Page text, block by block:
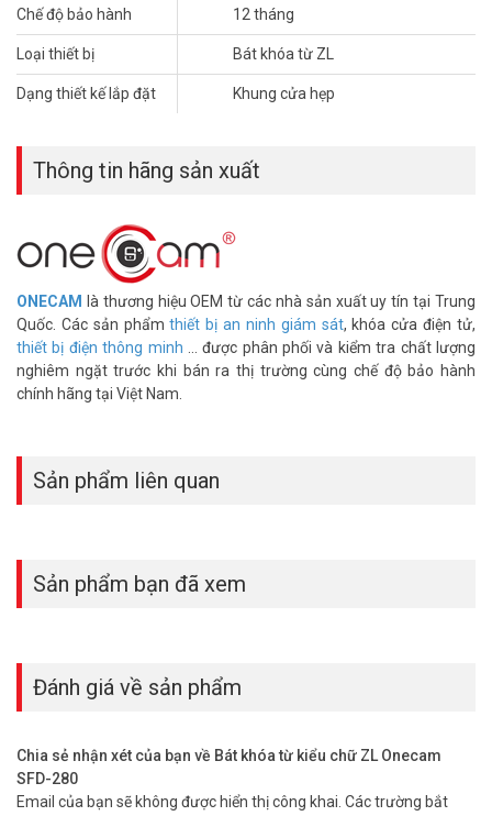
thông tin tạiFacebook Vuhoangtelecomnhé.
Chế độ bảo hành 12 tháng
Loại thiết bị Bát khóa từ ZL
Dạng thiết kế lắp đặt Khung cửa hẹp
Thông tin hãng sản xuất
ONECAM là thương hiệu OEM từ các nhà sản xuất uy tín tại Trung
Quốc. Các sản phẩmthiết bị an ninh giám sát, khóa cửa điện tử,
thiết bị điện thông minh ... được phân phối và kiểm tra chất lượng
nghiêm ngặt trước khi bán ra thị trường cùng chế độ bảo hành
chính hãng tại Việt Nam.
Sản phẩm liên quan
Sản phẩm bạn đã xem
Đánh giá về sản phẩm
Chia sẻ nhận xét của bạn về Bát khóa từ kiểu chữ ZL Onecam
SFD-280
Email của bạn sẽ không được hiển thị công khai. Các trường bắt